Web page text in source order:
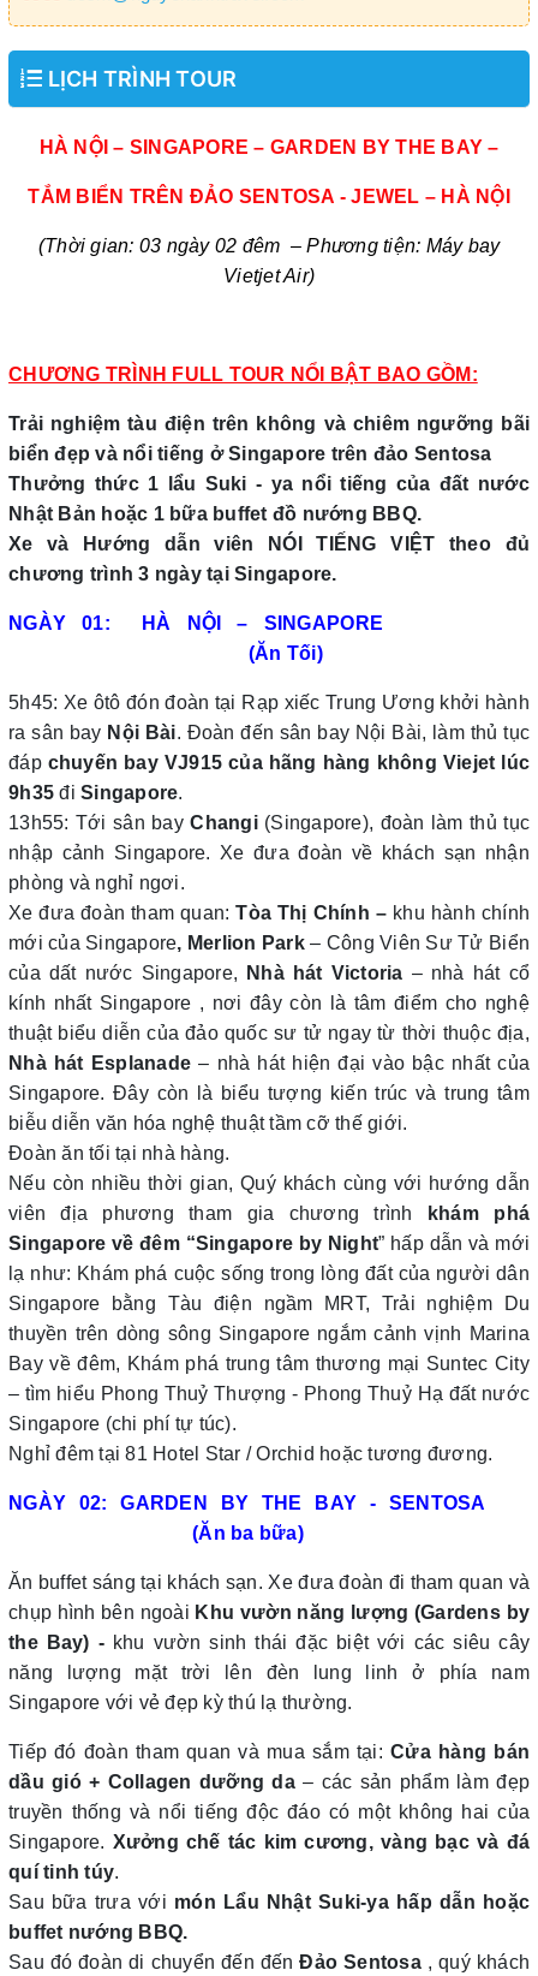
LỊCH TRÌNH TOUR
HÀ NỘI – SINGAPORE – GARDEN BY THE BAY –
TẮM BIỂN TRÊN ĐẢO SENTOSA - JEWEL – HÀ NỘI
(Thời gian: 03 ngày 02 đêm – Phương tiện: Máy bay
Vietjet Air)
CHƯƠNG TRÌNH FULL TOUR NỔI BẬT BAO GỒM:
Trải nghiệm tàu điện trên không và chiêm ngưỡng bãi
biển đẹp và nổi tiếng ở Singapore trên đảo Sentosa
Thưởng thức 1 lẩu Suki - ya nổi tiếng của đất nước
Nhật Bản hoặc 1 bữa buffet đồ nướng BBQ.
Xe và Hướng dẫn viên NÓI TIẾNG VIỆT theo đủ
chương trình 3 ngày tại Singapore.
NGÀY 01: HÀ NỘI – SINGAPORE
(Ăn Tối)
5h45: Xe ôtô đón đoàn tại Rạp xiếc Trung Ương khởi hành
ra sân bay Nội Bài. Đoàn đến sân bay Nội Bài, làm thủ tục
đáp chuyến bay VJ915 của hãng hàng không Viejet lúc
9h35đi Singapore.
13h55: Tới sân bayChangi (Singapore), đoàn làm thủ tục
nhập cảnh Singapore. Xe đưa đoàn về khách sạn nhận
phòng và nghỉ ngơi.
Xe đưa đoàn tham quan:Tòa Thị Chính – khu hành chính
mới của Singapore, Merlion Park– Công Viên Sư Tử Biển
của dất nước Singapore,
Nhà hát Victoria – nhà hát cổ
kính nhất Singapore , nơi đây còn là tâm điểm cho nghệ
thuật biểu diễn của đảo quốc sư tử ngay từ thời thuộc địa,
Nhà hát Esplanade – nhà hát hiện đại vào bậc nhất của
Singapore. Đây còn là biểu tượng kiến trúc và trung tâm
biễu diễn văn hóa nghệ thuật tầm cỡ thế giới.
Đoàn ăn tối tại nhà hàng.
Nếu còn nhiều thời gian, Quý khách cùng với hướng dẫn
viên địa phương tham gia chương trình
khám phá
Singapore về đêm “Singapore by Night” hấp dẫn và mới
lạ như: Khám phá cuộc sống trong lòng đất của người dân
Singapore bằng Tàu điện ngầm MRT, Trải nghiệm Du
thuyền trên dòng sông Singapore ngắm cảnh vịnh Marina
Bay về đêm, Khám phá trung tâm thương mại Suntec City
– tìm hiểu Phong Thuỷ Thượng - Phong Thuỷ Hạ đất nước
Singapore (chi phí tự túc).
Nghỉ đêm tại 81 Hotel Star / Orchid hoặc tương đương.
NGÀY 02: GARDEN BY THE BAY - SENTOSA
(Ăn ba bữa)
Ăn buffet sáng tại khách sạn. Xe đưa đoàn đi tham quan và
chụp hình bên ngoài Khu vườn năng lượng (Gardens by
the Bay) - khu vườn sinh thái đặc biệt với các siêu cây
năng lượng mặt trời lên đèn lung linh ở phía nam
Singapore với vẻ đẹp kỳ thú lạ thường.
Tiếp đó đoàn tham quan và mua sắm tại:Cửa hàng bán
dầu gió + Collagen dưỡng da– các sản phẩm làm đẹp
truyền thống và nổi tiếng độc đáo có một không hai của
Singapore. Xưởng chế tác kim cương, vàng bạc và đá
quí tinh túy.
Sau bữa trưa với món Lẩu Nhật Suki-ya hấp dẫn hoặc
buffet nướng BBQ.
Sau đó đoàn di chuyển đến đếnĐảo Sentosa , quý khách